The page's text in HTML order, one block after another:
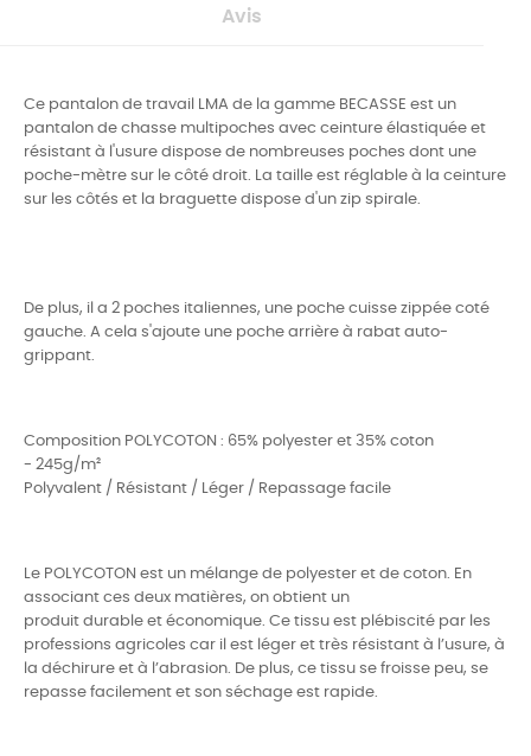
Avis
Ce pantalon de travail LMA de la gamme BECASSE est un
pantalon de chasse multipoches avec ceinture élastiquée et
résistant à l'usure dispose de nombreuses poches dont une
poche-mètre sur le côté droit. La taille est réglable à la ceinture
sur les côtés et la braguette dispose d'un zip spirale.
De plus, il a 2 poches italiennes, une poche cuisse zippée coté
gauche. A cela s'ajoute une poche arrière à rabat auto-
grippant.
Composition POLYCOTON : 65% polyester et 35% coton
- 245g/m²
Polyvalent / Résistant / Léger / Repassage facile
Le POLYCOTON est un mélange de polyester et de coton. En
associant ces deux matières, on obtient un
produit durable et économique. Ce tissu est plébiscité par les
professions agricoles car il est léger et très résistant à l’usure, à
la déchirure et à l’abrasion. De plus, ce tissu se froisse peu, se
repasse facilement et son séchage est rapide.